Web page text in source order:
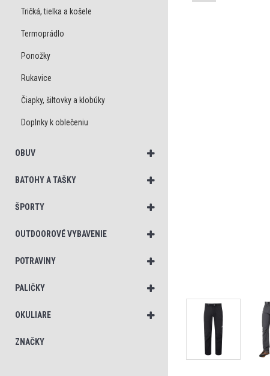
Tričká, tielka a košele
Termoprádlo
Ponožky
Rukavice
Čiapky, šiltovky a klobúky
Doplnky k oblečeniu
OBUV
BATOHY A TAŠKY
ŠPORTY
OUTDOOROVÉ VYBAVENIE
POTRAVINY
PALIČKY
OKULIARE
ZNAČKY